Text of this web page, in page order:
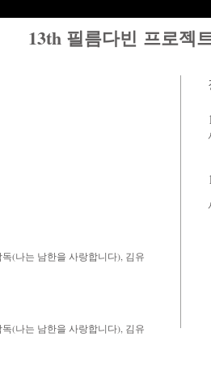
13th 필름다빈 프로젝
(나는 남한을 사랑합니다), 김유
(나는 남한을 사랑합니다), 김유